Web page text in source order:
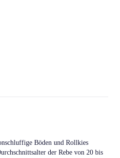
Böden und Rollkies
der Rebe von 20 bis